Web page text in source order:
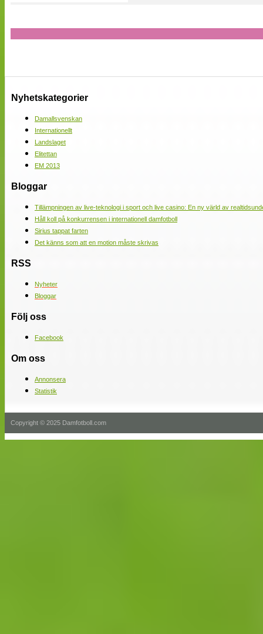
Nyhetskategorier
Damallsvenskan
Internationellt
Landslaget
Elitettan
EM 2013
Bloggar
Tillämpningen av live-teknologi i sport och live casino: En ny värld av
Håll koll på konkurrensen i internationell damfotboll
Sirius tappat farten
Det känns som att en motion måste skrivas
RSS
Nyheter
Bloggar
Följ oss
Facebook
Om oss
Annonsera
Statistik
Copyright © 2025 Damfotboll.com